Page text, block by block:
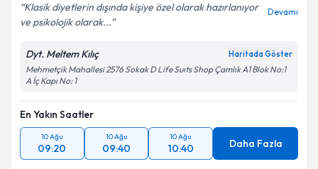
Kişisel verilerimin işlenmesine ilişkinAydınlatma
Metni'ni okudum ve kişisel verilerimin belirtilen
Klasik diyetlerin dışında kişiye özel olarak hazırlanıyor
ve psikolojik olarak...
Devamı
Dyt. Meltem Kılıç Haritada Göster
Mehmetçik Mahallesi 2576 Sokak D Life Suıts Shop Çamlık A1 Blok No:1
A İç Kapı No: 1
En Yakın Saatler
10 Ağu
09:20
10 Ağu
09:40
10 Ağu
10:40 Daha Fazla